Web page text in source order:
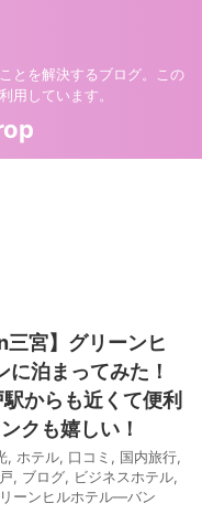
とを解決するブログ。この
用しています。
三宮】グリーンヒ
に泊まってみた！
からも近くて便利
クも嬉しい！
, ホテル, 口コミ , 国内旅行,
, ブログ, ビジネスホテル,
ーンヒルホテル―バン